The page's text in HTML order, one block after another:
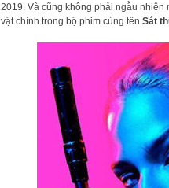
2019. Và cũng không phải ngẫu nhiên
vật chính trong bộ phim cùng tên Sát